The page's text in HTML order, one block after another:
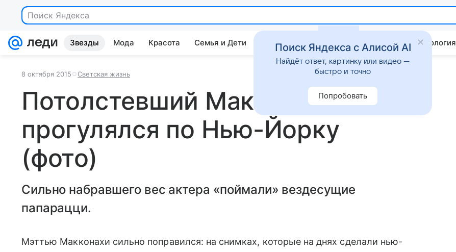
Поиск Яндекса
Звезды Мода Красота Семья и Дети Дом Гороскопы Стиль жизни Психология
8 октября 2015 Светская жизнь
Потолстевший Макконахи
прогулялся по Нью-Йорку
(фото)
Сильно набравшего вес актера «поймали» вездесущие
папарацци.
Мэттью Макконахи сильно поправился: на снимках, которые на днях сделали нью-
Поиск Яндекса с Алисой AI
Найдёт ответ, картинку или видео —
быстро и точно
Попробовать